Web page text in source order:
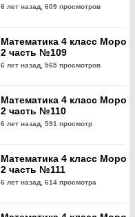
6 лет назад, 609 просмотров
Математика 4 класс Моро
2 часть №109
6 лет назад, 565 просмотров
Математика 4 класс Моро
2 часть №110
6 лет назад, 591 просмотр
Математика 4 класс Моро
2 часть №111
6 лет назад, 614 просмотра